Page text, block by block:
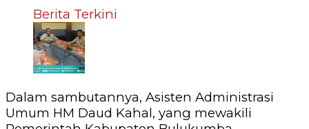
Berita Terkini
Dalam sambutannya, Asisten Administrasi
Umum HM Daud Kahal, yang mewakili